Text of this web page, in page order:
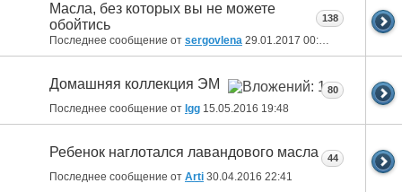
Масла, без которых вы не можете
обойтись
Последнее сообщение от sergovlena 29.01.2017 00:25
138
Домашняя коллекция ЭМ
Последнее сообщение от lgg 15.05.2016 19:48
80
Ребенок наглотался лавандового масла
Последнее сообщение от Arti 30.04.2016 22:41
44